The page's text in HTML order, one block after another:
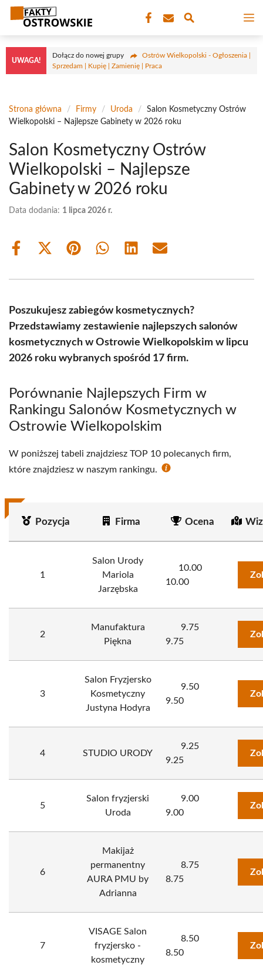
Przejdź
treści
UWAGA!
Dołącz do nowej grupy
Ostrów Wielkopolski - Ogłoszenia |
Sprzedam | Kupię | Zamienię | Praca
Strona główna / Firmy / Uroda /
Salon Kosmetyczny Ostrów
Wielkopolski – Najlepsze Gabinety w 2026 roku
Salon Kosmetyczny Ostrów
Wielkopolski – Najlepsze
Gabinety w 2026 roku
Data dodania: 1 lipca 2026 r.
Share
Share
(Twitter)
Share Share Share Share
Poszukujesz zabiegów kosmetycznych?
Przedstawiamy zestawienie najlepszych salonów
kosmetycznych w Ostrowie Wielkopolskim w lipcu
2026 roku wybranych spośród 17 firm.
Porównanie Najlepszych Firm w
Rankingu Salonów Kosmetycznych w
Ostrowie Wielkopolskim
W poniższej tabeli znajdziesz TOP 10 polecanych firm,
które znajdziesz w naszym rankingu.
Pozycja Firma Ocena
1
Salon Urody
Mariola
Jarzębska
10.00
10.00
2
Manufaktura
Piękna
9.75
9.75
3
Salon Fryzjersko
Kosmetyczny
Justyna Hodyra
9.50
9.50
4 STUDIO URODY
9.25
9.25
5
Salon fryzjerski
Uroda
9.00
9.00
6
Makijaż
permanentny
AURA PMU by
Adrianna
8.75
8.75
7
VISAGE Salon
fryzjersko -
kosmetyczny
8.50
8.50